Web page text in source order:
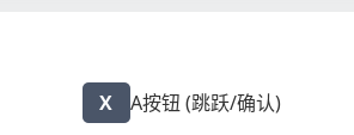
X A按钮 (跳跃/确认)